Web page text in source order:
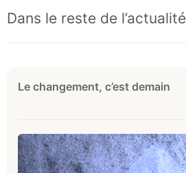
Dans le reste de l’actualité
Le changement, c’est demain